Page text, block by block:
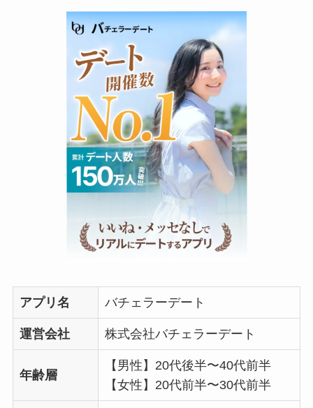
アプリ名 バチェラーデート
運営会社 株式会社バチェラーデート
年齢層
【男性】20代後半〜40代前半
【女性】20代前半〜30代前半